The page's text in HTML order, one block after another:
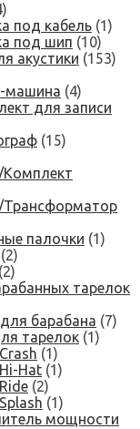
под кабель (1)
под шип (10)
акустики (153)
машина (4)
для записи
(15)
Комплект
Трансформатор
палочки (1)
(2)
(2)
тарелок
барабана (7)
тарелок (1)
(1)
Hat (1)
(2)
(1)
мощности